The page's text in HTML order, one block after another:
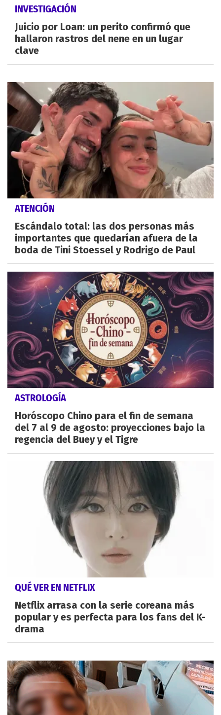
INVESTIGACIÓN
Juicio por Loan: un perito confirmó que
hallaron rastros del nene en un lugar
clave
ATENCIÓN
Escándalo total: las dos personas más
importantes que quedarían afuera de la
boda de Tini Stoessel y Rodrigo de Paul
ASTROLOGÍA
Horóscopo Chino para el fin de semana
del 7 al 9 de agosto: proyecciones bajo la
regencia del Buey y el Tigre
QUÉ VER EN NETFLIX
Netflix arrasa con la serie coreana más
popular y es perfecta para los fans del K-
drama